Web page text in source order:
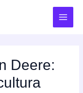
Deere: